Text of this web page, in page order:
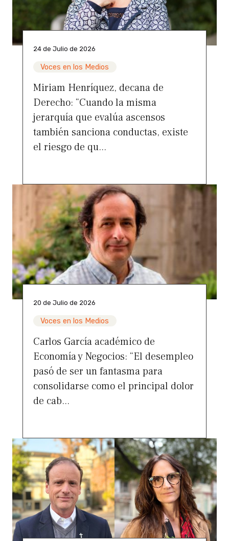
24 de Julio de 2026
Voces en los Medios
Miriam Henríquez, decana de
Derecho: “Cuando la misma
jerarquía que evalúa ascensos
también sanciona conductas, existe
el riesgo de qu...
20 de Julio de 2026
Voces en los Medios
Carlos García académico de
Economía y Negocios: “El desempleo
pasó de ser un fantasma para
consolidarse como el principal dolor
de cab...